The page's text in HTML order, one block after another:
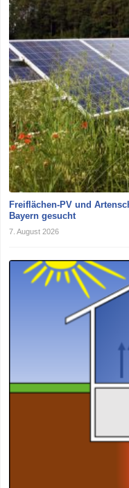
Freiflächen-PV und
Bayern gesucht
7. August 2026